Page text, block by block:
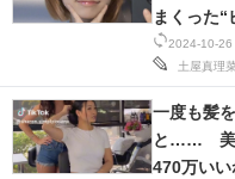
2024-10-26
土屋真理菜
まくった
方可愛い
一度も髪
と…… 美
470万いい